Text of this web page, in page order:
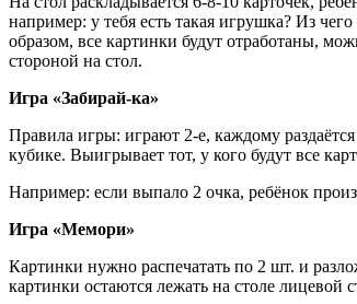
например: у тебя есть такая игрушка? Из
образом, все картинки будут отработаны,
стороной на стол.
Игра «Забирай-ка»
Правила игры: играют 2-е, каждому
кубике. Выигрывает тот, у кого будут все
Например: если выпало 2 очка, ребёнок
Игра «Мемори»
Картинки нужно распечатать по 2 шт. и
картинки остаются лежать на столе лицевой